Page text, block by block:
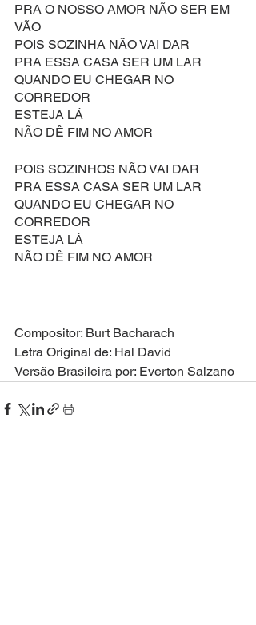
PRA O NOSSO AMOR NÃO SER EM
VÃO
POIS SOZINHA NÃO VAI DAR
PRA ESSA CASA SER UM LAR
QUANDO EU CHEGAR NO
CORREDOR
ESTEJA LÁ
NÃO DÊ FIM NO AMOR
POIS SOZINHOS NÃO VAI DAR
PRA ESSA CASA SER UM LAR
QUANDO EU CHEGAR NO
CORREDOR
ESTEJA LÁ
NÃO DÊ FIM NO AMOR
Compositor: Burt Bacharach
Letra Original de: Hal David
Versão Brasileira por: Everton Salzano